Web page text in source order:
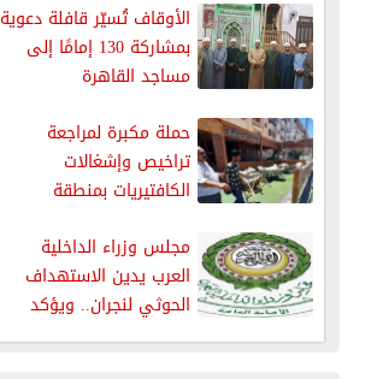
الأوقاف تُسيّر قافلة دعوية
بمشاركة 130 إمامًا إلى
مساجد القاهرة
حملة مكبرة لمراجعة
تراخيص وإشغالات
الكافتيريات بمنطقة
مجلس وزراء الداخلية
العرب يدين الاستهداف
الحوثي لنجران.. ويؤكد
دعمه الكامل للسعودية...